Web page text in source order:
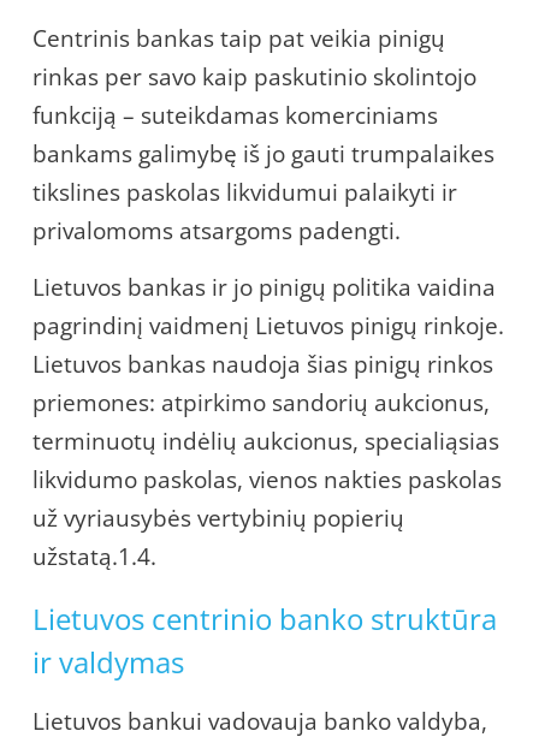
Centrinis bankas taip pat veikia pinigų
rinkas per savo kaip paskutinio skolintojo
funkciją – suteikdamas komerciniams
bankams galimybę iš jo gauti trumpalaikes
tikslines paskolas likvidumui palaikyti ir
privalomoms atsargoms padengti.
Lietuvos bankas ir jo pinigų politika vaidina
pagrindinį vaidmenį Lietuvos pinigų rinkoje.
Lietuvos bankas naudoja šias pinigų rinkos
priemones: atpirkimo sandorių aukcionus,
terminuotų indėlių aukcionus, specialiąsias
likvidumo paskolas, vienos nakties paskolas
už vyriausybės vertybinių popierių
užstatą.1.4.
Lietuvos centrinio banko struktūra
ir valdymas
Lietuvos bankui vadovauja banko valdyba,